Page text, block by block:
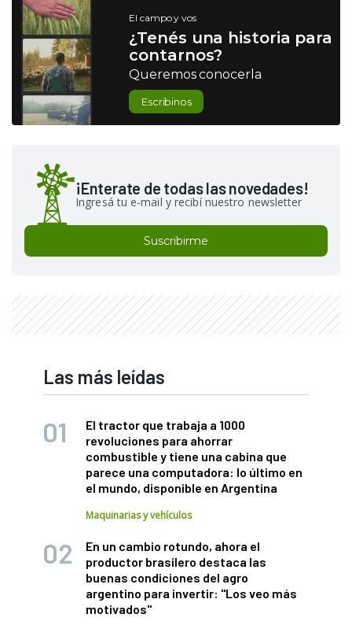
El campo y vos
¿Tenés una historia para
contarnos?
Queremos conocerla
Escribinos
¡Enterate de todas las novedades!
Ingresá tu e-mail y recibí nuestro newsletter
Suscribirme
Las más leídas
El tractor que trabaja a 1000
revoluciones para ahorrar
combustible y tiene una cabina que
parece una computadora: lo último en
el mundo, disponible en Argentina
Maquinarias y vehículos
En un cambio rotundo, ahora el
productor brasilero destaca las
buenas condiciones del agro
argentino para invertir: "Los veo más
motivados"